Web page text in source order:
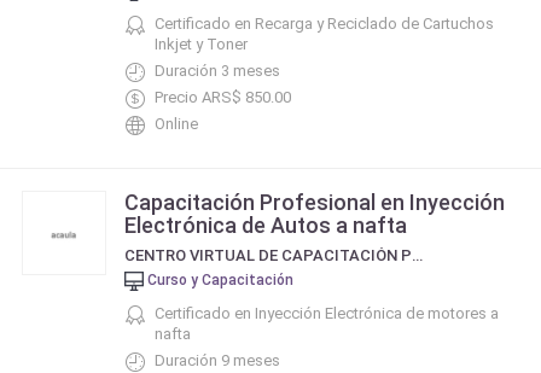
Certificado en Recarga y Reciclado de Cartuchos
Inkjet y Toner
Duración 3 meses
Precio ARS$ 850.00
Online
Capacitación Profesional en Inyección
Electrónica de Autos a nafta
CENTRO VIRTUAL DE CAPACITACIÓN PROFESIONAL
Curso y Capacitación
Certificado en Inyección Electrónica de motores a
nafta
Duración 9 meses